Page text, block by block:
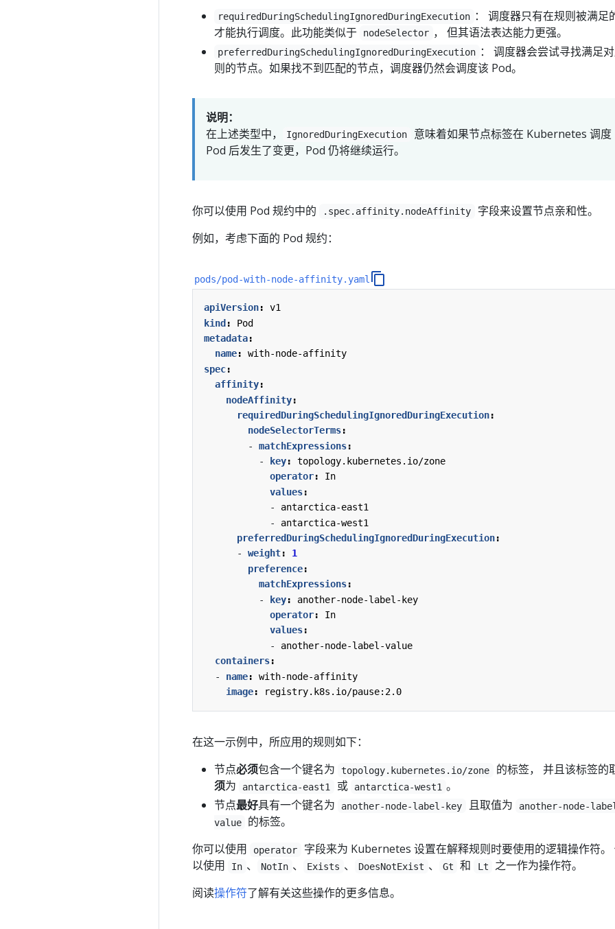
requiredDuringSchedulingIgnoredDuringExecution ： 调度器只有在规则被满足
才能执行调度。此功能类似于
nodeSelector ， 但其语法表达能力更强。
preferredDuringSchedulingIgnoredDuringExecution ： 调度器会尝试寻找满足
则的节点。如果找不到匹配的节点，调度器仍然会调度该 Pod。
说明：
在上述类型中，
IgnoredDuringExecution
意味着如果节点标签在 Kubernetes 调度
Pod 后发生了变更，Pod 仍将继续运行。
你可以使用 Pod 规约中的 .spec.affinity.nodeAffinity
字段来设置节点亲和性。
例如，考虑下面的 Pod 规约：
pods/pod-with-node-affinity.yaml
apiVersion:
v1
kind:
Pod
metadata:
name:
with-node-affinity
spec:
affinity:
nodeAffinity:
requiredDuringSchedulingIgnoredDuringExecution:
nodeSelectorTerms:
- matchExpressions:
-
key:
topology.kubernetes.io/zone
operator:
In
values:
- antarctica-east1
- antarctica-west1
preferredDuringSchedulingIgnoredDuringExecution:
- weight:
1
preference:
matchExpressions:
- key:
another-node-label-key
operator:
In
values:
- another-node-label-value
containers:
- name:
with-node-affinity
image: registry.k8s.io/pause:2.0
在这一示例中，所应用的规则如下：
节点必须包含一个键名为 topology.kubernetes.io/zone 的标签， 并且该标签的
须为 antarctica-east1 或 antarctica-west1 。
节点最好具有一个键名为 another-node-label-key 且取值为
another-node-
value
的标签。
你可以使用
operator
字段来为 Kubernetes 设置在解释规则时要使用的逻辑操作符。
以使用
In 、 NotIn 、 Exists 、 DoesNotExist 、 Gt 和 Lt
之一作为操作符。
阅读操作符了解有关这些操作的更多信息。